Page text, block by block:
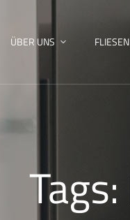
ÜBER UNS FLIESEN
Tags: